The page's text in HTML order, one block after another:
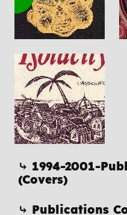
⤷ 1994-2001-
(Covers)
⤷ Publications